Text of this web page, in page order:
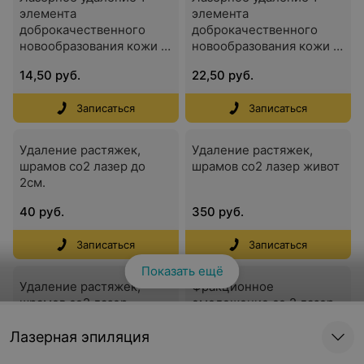
элемента
доброкачественного
новообразования кожи (
см
14,50 руб.
Записаться
элемента
доброкачественного
новообразования кожи (
см до 1см
22,50 руб.
Записаться
Удаление растяжек,
шрамов со2 лазер до
2см.
40 руб.
Записаться
Удаление растяжек,
шрамов со2 лазер живот
350 руб.
Записаться
Удаление растяжек,
шрамов со2 лазер
350 руб.
Фракционное
омоложение co 2 лазер
Показать ещё
Лазерная эпиляция